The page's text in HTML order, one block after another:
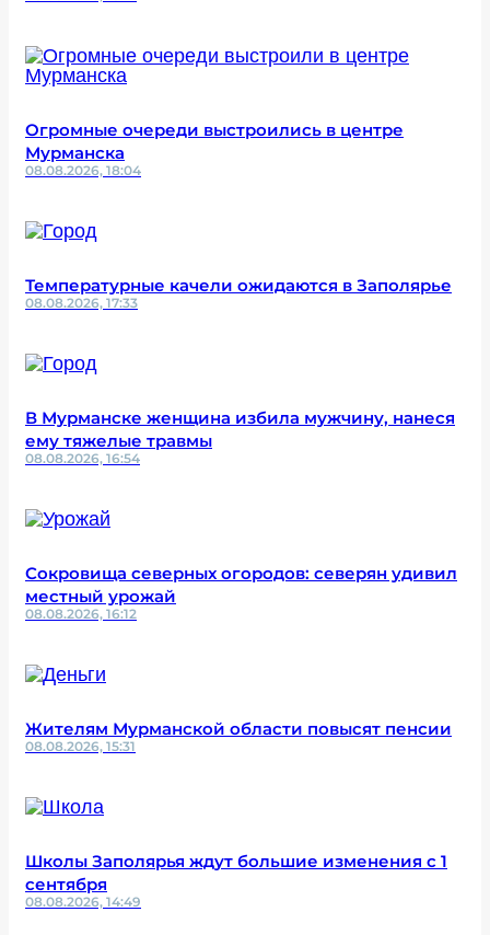
Огромные очереди выстроились в центре
Мурманска
08.08.2026, 18:04
Температурные качели ожидаются в Заполярье
08.08.2026, 17:33
В Мурманске женщина избила мужчину, нанеся
ему тяжелые травмы
08.08.2026, 16:54
Сокровища северных огородов: северян удивил
местный урожай
08.08.2026, 16:12
Жителям Мурманской области повысят пенсии
08.08.2026, 15:31
Школы Заполярья ждут большие изменения с 1
сентября
08.08.2026, 14:49